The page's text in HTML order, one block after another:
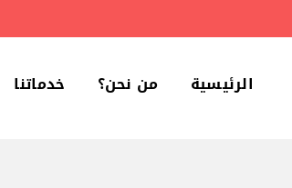
الرئيسية من نحن؟ خدماتنا